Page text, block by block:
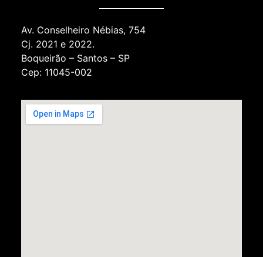
Av. Conselheiro Nébias, 754
Cj. 2021 e 2022.
Boqueirão – Santos – SP
Cep: 11045-002